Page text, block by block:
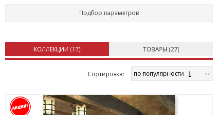
Подбор параметров
КОЛЛЕКЦИИ (17) ТОВАРЫ (27)
Cортировка: по популярности